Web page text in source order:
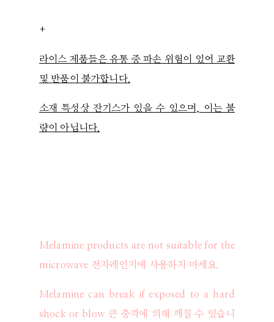
+
라이스 제품들은 유통 중 파손 위험이 있어 교환
및 반품이 불가합니다.
소재 특성상 잔기스가 있을 수 있으며, 이는 불
량이 아닙니다.
Melamine products are not suitable for the
microwave 전자레인지에 사용하지 마세요.
Melamine can break if exposed to a hard
shock or blow 큰 충격에 의해 깨질 수 있습니